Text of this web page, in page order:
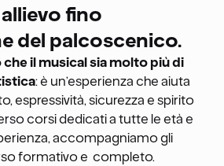
fino
del palcoscenico.
che il musical sia molto più di
: è un’esperienza che aiuta
espressività, sicurezza e spirito
corsi dedicati a tutte le età e
accompagniamo gli
formativo e completo.